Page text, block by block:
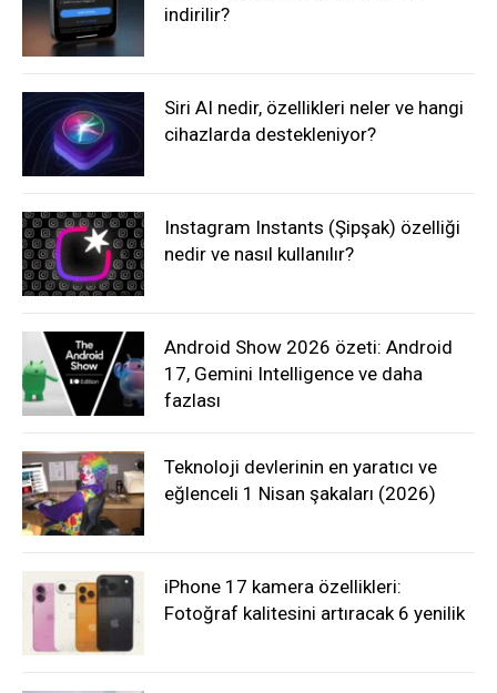
indirilir?
Siri AI nedir, özellikleri neler ve hangi
cihazlarda destekleniyor?
Instagram Instants (Şipşak) özelliği
nedir ve nasıl kullanılır?
Android Show 2026 özeti: Android
17, Gemini Intelligence ve daha
fazlası
Teknoloji devlerinin en yaratıcı ve
eğlenceli 1 Nisan şakaları (2026)
iPhone 17 kamera özellikleri:
Fotoğraf kalitesini artıracak 6 yenilik